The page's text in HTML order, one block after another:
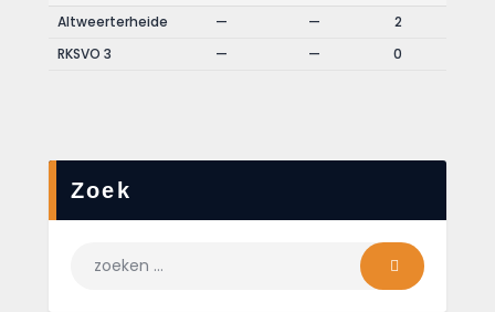
Altweerterheide
— — 2
RKSVO 3
— — 0
Zoek